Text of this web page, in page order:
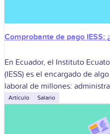
Comprobante de pago IESS:
En Ecuador, el Instituto
(IESS) es el encargado de
laboral de millones:
solemos pensar
Artículo Salario